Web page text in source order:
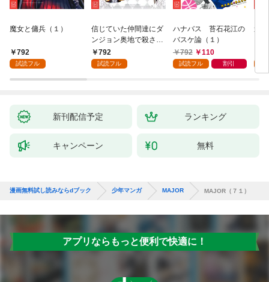
魔女と傭兵（１）
792
試読フル
信じていた仲間達にダ
ンジョン奥地で殺され
かけたがギフト『無限
ガチャ』でレベル９９
（１）
792
試読フル
ハナバス 苔石花江の
バスケ論（１）
792
110
試読フル 割引
追
強
～
新刊配信予定 ランキング
キャンペーン 無料
漫画無料試し読みならdブック 少年マンガ MAJOR MAJOR（７１）
アプリならもっと便利で快適に！